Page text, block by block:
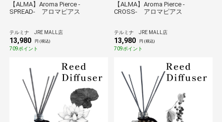
【ALMA】Aroma Pierce -
SPREAD- アロマピアス
テルミナ JRE MALL店
13,980 円 (税込)
709ポイント
【ALMA】Aroma Pierce -
CROSS- アロマピアス
テルミナ JRE MALL店
13,980 円 (税込)
709ポイント